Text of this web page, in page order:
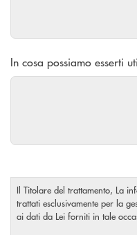
In cosa possiamo esserti
Il Titolare del trattamento, La
trattati esclusivamente per la
ai dati da Lei forniti in tale